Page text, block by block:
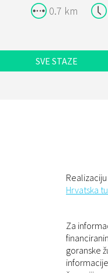
0.7 km
SVE STAZE
Hrvatska
Za
goranske